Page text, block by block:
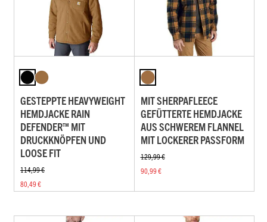
GESTEPPTE HEAVYWEIGHT
HEMDJACKE RAIN
DEFENDER™ MIT
DRUCKKNÖPFEN UND
LOOSE FIT
114,99 €
80,49 €
MIT SHERPAFLEECE
GEFÜTTERTE HEMDJACKE
AUS SCHWEREM FLANNEL
MIT LOCKERER PASSFORM
129,99 €
90,99 €